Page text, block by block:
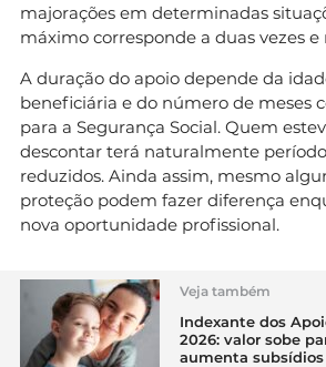
majorações em determinadas
máximo corresponde a duas vezes e
A duração do apoio depende da
beneficiária e do número de meses
para a Segurança Social. Quem
descontar terá naturalmente
reduzidos. Ainda assim, mesmo
proteção podem fazer diferença
nova oportunidade profissional.
Veja também
Indexante dos
2026: valor sobe
aumenta subsídios